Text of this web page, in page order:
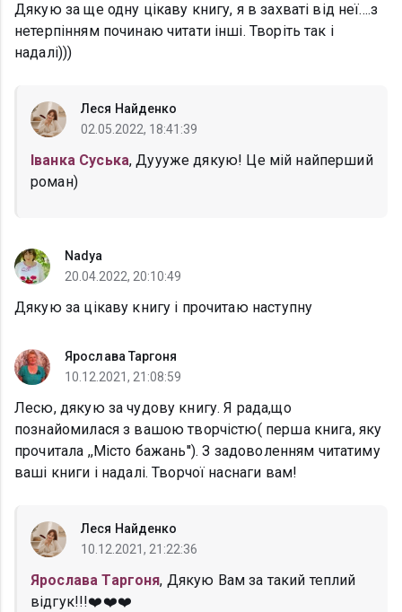
Дякую за ще одну цікаву книгу, я в захваті від неї....з
нетерпінням починаю читати інші. Творіть так і
надалі)))
Леся Найденко
02.05.2022, 18:41:39
Іванка Суська, Дуууже дякую! Це мій найперший
роман)
Nadya
20.04.2022, 20:10:49
Дякую за цікаву книгу і прочитаю наступну
Ярослава Таргоня
10.12.2021, 21:08:59
Лесю, дякую за чудову книгу. Я рада,що
познайомилася з вашою творчістю( перша книга, яку
прочитала ,,Місто бажань''). З задоволенням читатиму
ваші книги і надалі. Творчої наснаги вам!
Леся Найденко
10.12.2021, 21:22:36
Ярослава Таргоня, Дякую Вам за такий теплий
відгук!!!❤️❤️❤️